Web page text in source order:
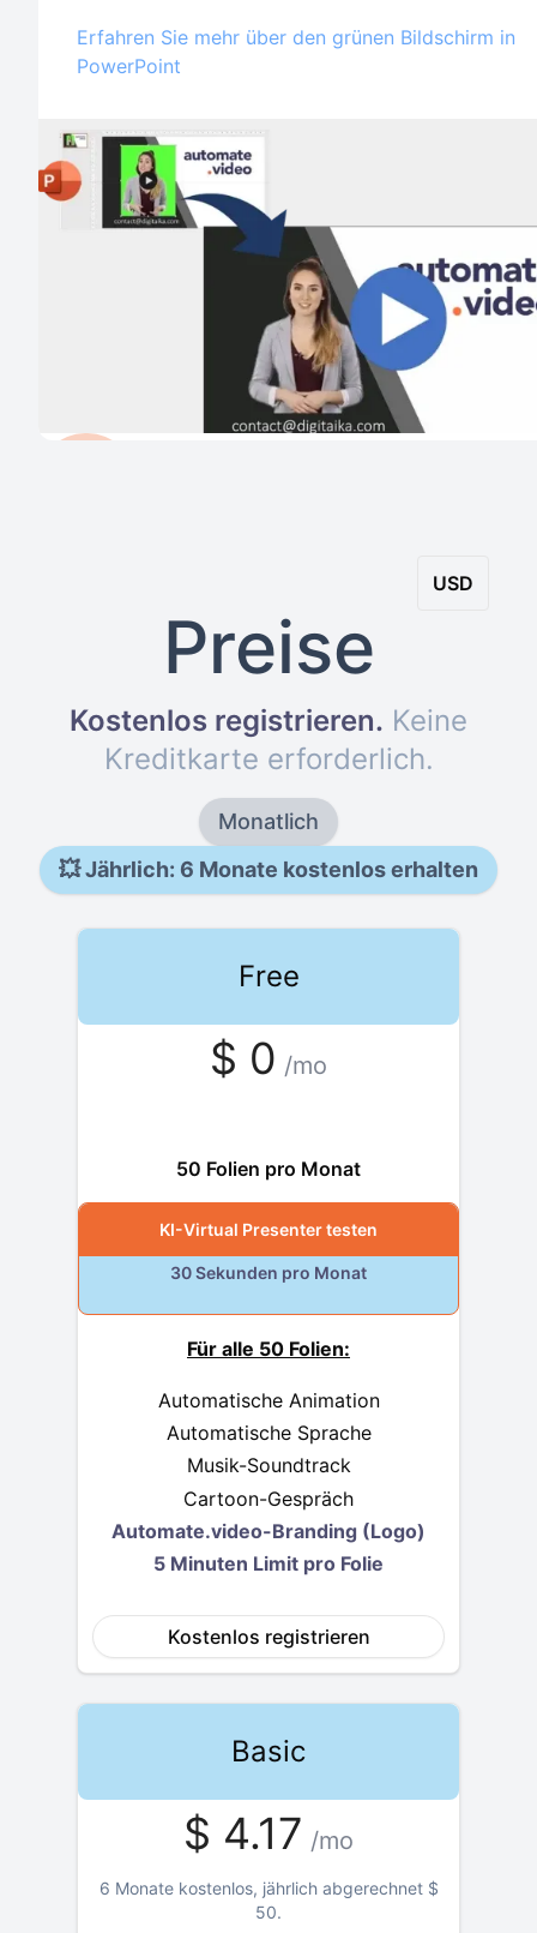
Erfahren Sie mehr über den grünen Bildschirm in
PowerPoint
USD
Preise
Kostenlos registrieren. Keine
Kreditkarte erforderlich.
Monatlich
💥Jährlich: 6 Monate kostenlos erhalten
Free
$ 0 /mo
50 Folien pro Monat
KI-Virtual Presenter testen
30 Sekunden pro Monat
Für alle 50 Folien:
Automatische Animation
Automatische Sprache
Musik-Soundtrack
Cartoon-Gespräch
Automate.video-Branding (Logo)
5 Minuten Limit pro Folie
Kostenlos registrieren
Basic
$ 4.17 /mo
6 Monate kostenlos, jährlich abgerechnet $
50.